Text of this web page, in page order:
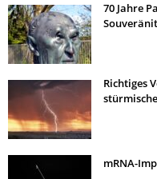
70 Jahre
Richtiges
mRNA-